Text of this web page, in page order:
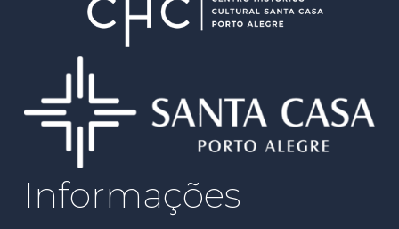
Informações